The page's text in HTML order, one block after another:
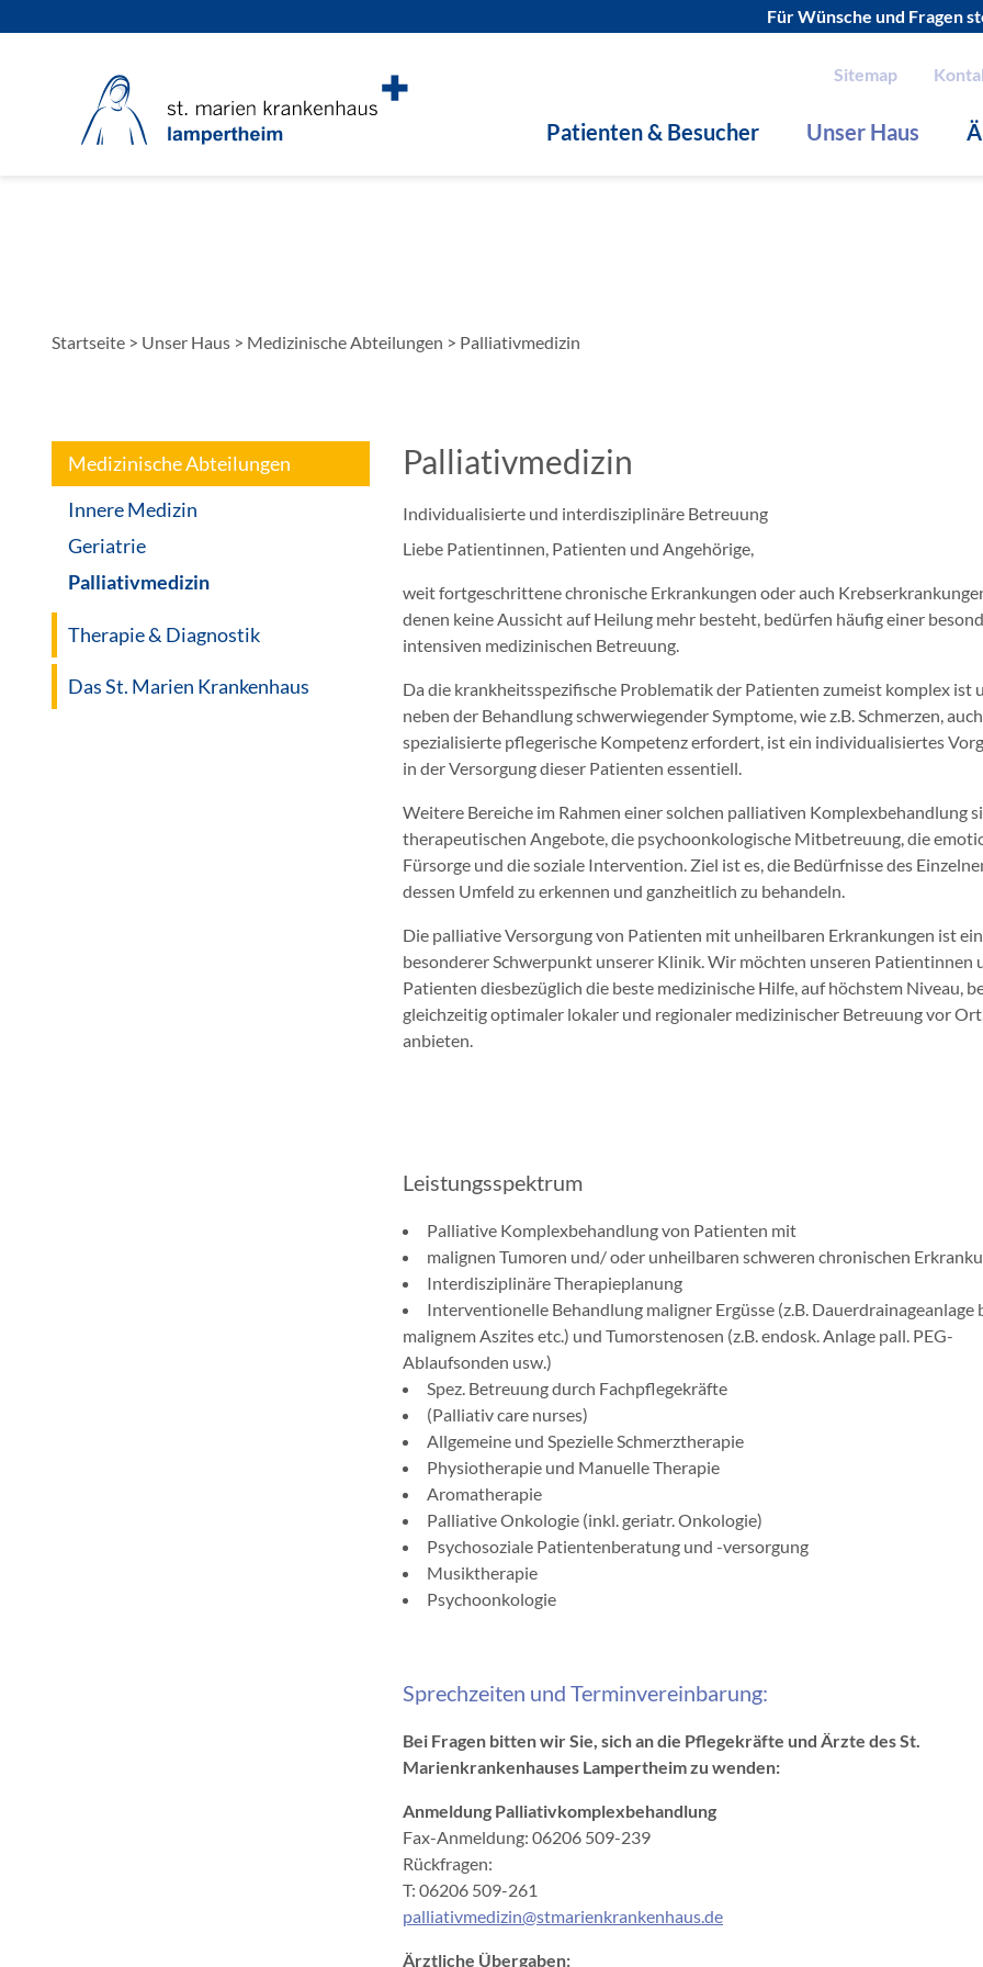
Für Wünsche und Fragen
Sitemap
Patienten & Besucher Unser Haus
Startseite > Unser Haus > Medizinische Abteilungen > Palliativmedizin
Medizinische Abteilungen
Innere Medizin
Geriatrie
Palliativmedizin
Therapie & Diagnostik
Das St. Marien Krankenhaus
Palliativmedizin
Individualisierte und interdisziplinäre Betreuung
Liebe Patientinnen, Patienten und Angehörige,
weit fortgeschrittene chronische Erkrankungen oder auch
denen keine Aussicht auf Heilung mehr besteht, bedürfen häufig einer
intensiven medizinischen Betreuung.
Da die krankheitsspezifische Problematik der Patienten zumeist komplex ist
neben der Behandlung schwerwiegender Symptome, wie z.B. Schmerzen,
spezialisierte pflegerische Kompetenz erfordert, ist ein individualisiertes
in der Versorgung dieser Patienten essentiell.
Weitere Bereiche im Rahmen einer solchen palliativen Komplexbehandlung
therapeutischen Angebote, die psychoonkologische Mitbetreuung, die
Fürsorge und die soziale Intervention. Ziel ist es, die Bedürfnisse des
dessen Umfeld zu erkennen und ganzheitlich zu behandeln.
Die palliative Versorgung von Patienten mit unheilbaren Erkrankungen ist ein
besonderer Schwerpunkt unserer Klinik. Wir möchten unseren Patientinnen
Patienten diesbezüglich die beste medizinische Hilfe, auf höchstem Niveau,
gleichzeitig optimaler lokaler und regionaler medizinischer Betreuung vor
anbieten.
Leistungsspektrum
Palliative Komplexbehandlung von Patienten mit
malignen Tumoren und/ oder unheilbaren schweren chronischen
Interdisziplinäre Therapieplanung
Interventionelle Behandlung maligner Ergüsse (z.B. Dauerdrainageanlage
malignem Aszites etc.) und Tumorstenosen (z.B. endosk. Anlage pall. PEG-
Ablaufsonden usw.)
Spez. Betreuung durch Fachpflegekräfte
(Palliativ care nurses)
Allgemeine und Spezielle Schmerztherapie
Physiotherapie und Manuelle Therapie
Aromatherapie
Palliative Onkologie (inkl. geriatr. Onkologie)
Psychosoziale Patientenberatung und -versorgung
Musiktherapie
Psychoonkologie
Sprechzeiten und Terminvereinbarung:
Bei Fragen bitten wir Sie, sich an die Pflegekräfte und Ärzte desSt.
Marienkrankenhauses Lampertheim zu wenden:
Anmeldung Palliativkomplexbehandlung
Fax-Anmeldung: 06206 509-239
Rückfragen:
T: 06206 509-261
palliativmedizin@stmarienkrankenhaus.de
Ärztliche Übergaben: